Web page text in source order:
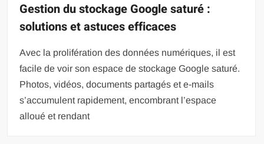
Gestion du stockage Google saturé :
solutions et astuces efficaces
Avec la prolifération des données numériques, il est
facile de voir son espace de stockage Google saturé.
Photos, vidéos, documents partagés et e-mails
s’accumulent rapidement, encombrant l’espace
alloué et rendant